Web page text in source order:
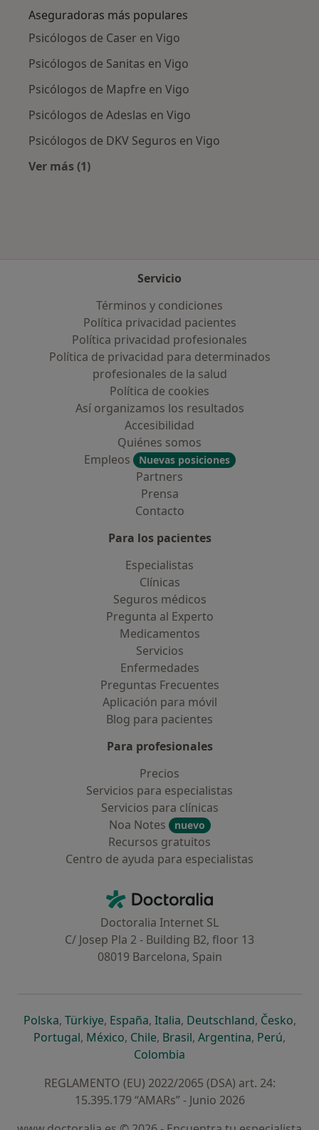
Aseguradoras más populares
Psicólogos de Caser en Vigo
Psicólogos de Sanitas en Vigo
Psicólogos de Mapfre en Vigo
Psicólogos de Adeslas en Vigo
Psicólogos de DKV Seguros en Vigo
Ver más (1)
Servicio
Términos y condiciones
Política privacidad pacientes
Política privacidad profesionales
Política de privacidad para determinados
profesionales de la salud
Política de cookies
Así organizamos los resultados
Accesibilidad
Quiénes somos
Empleos
Nuevas posiciones
Partners
Prensa
Contacto
Para los pacientes
Especialistas
Clínicas
Seguros médicos
Pregunta al Experto
Medicamentos
Servicios
Enfermedades
Preguntas Frecuentes
Aplicación para móvil
Blog para pacientes
Para profesionales
Precios
Servicios para especialistas
Servicios para clínicas
Noa Notes
nuevo
Recursos gratuitos
Centro de ayuda para especialistas
Doctoralia - Página de inicio
Doctoralia Internet SL
C/ Josep Pla 2 - Building B2, floor 13
08019 Barcelona, Spain
Polskase abre en una nueva pestaña
, Türkiyese abre en una nueva pestaña
, Españase abre en una nueva pestaña
, Italiase abre en una nueva
, Deutschlandse abre en
, Českose
,
Portugalse abre en una nueva pestaña
, Méxicose abre en una nueva pestaña
, Chilese abre en una nueva pestaña
, Brasilse abre en una nueva
, Argentinase abre en
, Perúse
,
Colombia
REGLAMENTO (EU) 2022/2065 (DSA) art. 24:
15.395.179 “AMARs” - Junio 2026